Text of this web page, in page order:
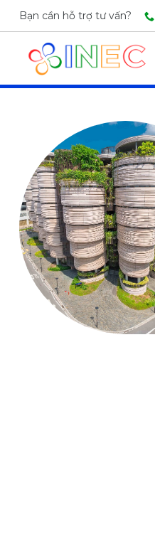
Skip
content
Bạn cần hỗ trợ tư vấn?